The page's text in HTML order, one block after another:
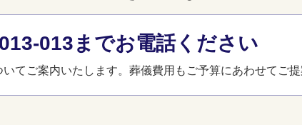
013までお電話ください
てご案内いたします。葬儀費用もご予算にあわせてご